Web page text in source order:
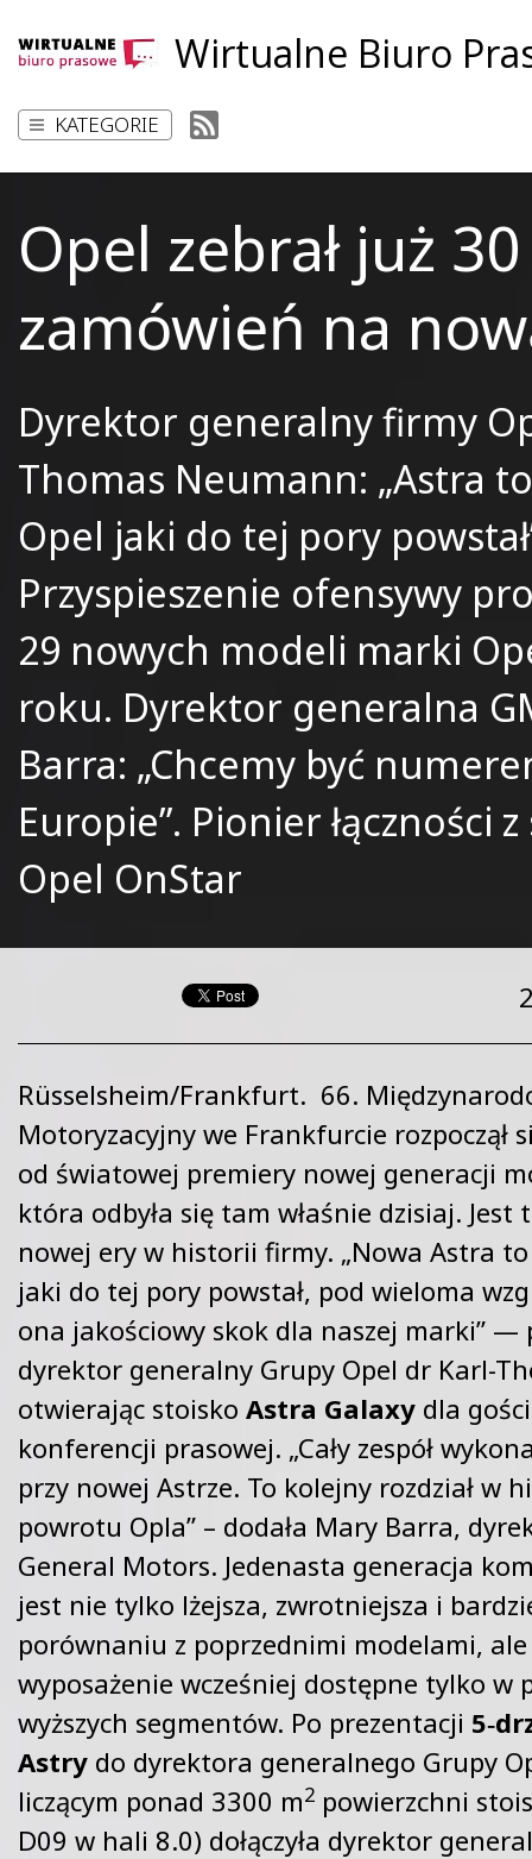
Wirtualne Biuro
KATEGORIE
Opel zebrał już
zamówień na
Dyrektor generalny firmy
Thomas Neumann: „Astra
Opel jaki do tej pory
Przyspieszenie ofensywy
29 nowych modeli marki
roku. Dyrektor generalna
Barra: „Chcemy być
Europie”. Pionier łączności
Opel OnStar
Rüsselsheim/Frankfurt. 66.
Motoryzacyjny we Frankfurcie rozpoczął
od światowej premiery nowej generacji
która odbyła się tam właśnie dzisiaj. Jest
nowej ery w historii firmy. „Nowa Astra
jaki do tej pory powstał, pod wieloma
ona jakościowy skok dla naszej marki” —
dyrektor generalny Grupy Opel dr Karl-
otwierając stoisko Astra Galaxy dla
konferencji prasowej. „Cały zespół
przy nowej Astrze. To kolejny rozdział w
powrotu Opla” – dodała Mary Barra,
General Motors. Jedenasta generacja
jest nie tylko lżejsza, zwrotniejsza i
porównaniu z poprzednimi modelami,
wyposażenie wcześniej dostępne tylko w
wyższych segmentów. Po prezentacji
Astry do dyrektora generalnego Grupy
liczącym ponad 3300 m2 powierzchni
D09 w hali 8.0) dołączyła dyrektor